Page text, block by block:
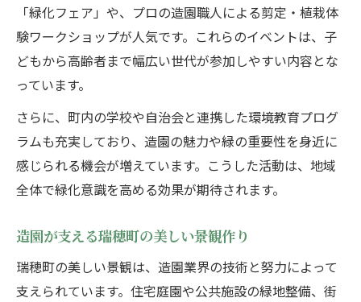
「緑化フェア」や、プロの造園職人による剪定・植栽体
験ワークショップが人気です。これらのイベントは、子
どもから高齢者まで幅広い世代が参加しやすい内容とな
っています。
さらに、町内の学校や自治会と連携した環境教育プログ
ラムも充実しており、造園の魅力や緑の重要性を身近に
感じられる機会が増えています。こうした活動は、地域
全体で緑化意識を高める効果が期待されます。
造園が支える瑞穂町の美しい景観作り
瑞穂町の美しい景観は、造園業界の技術と努力によって
支えられています。住宅庭園や公共施設の緑地整備、街